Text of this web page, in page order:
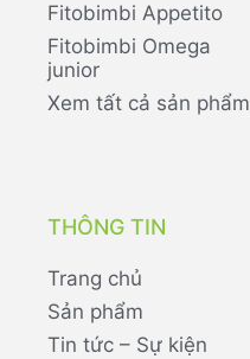
Fitobimbi Appetito
Fitobimbi Omega
junior
Xem tất cả sản phẩm
THÔNG TIN
Trang chủ
Sản phẩm
Tin tức – Sự kiện